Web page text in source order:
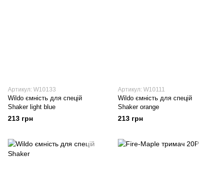
Артикул: W10133
Wildo ємність для спецій
Shaker light blue
213 грн
Артикул: W10111
Wildo ємність для спецій
Shaker orange
213 грн